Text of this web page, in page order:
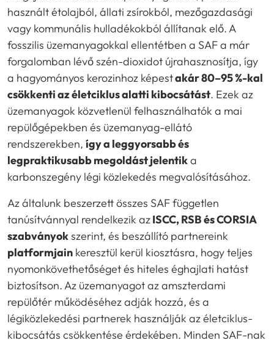
használt étolajból, állati zsírokból, mezőgazdasági
vagy kommunális hulladékokból állítanak elő. A
fosszilis üzemanyagokkal ellentétben a SAF a már
forgalomban lévő szén-dioxidot újrahasznosítja, így
a hagyományos kerozinhoz képestakár 80–95 %-kal
csökkenti az életciklus alatti kibocsátást. Ezek az
üzemanyagok közvetlenül felhasználhatók a mai
repülőgépekben és üzemanyag-ellátó
rendszerekben, így a leggyorsabb és
legpraktikusabb megoldást jelentika
karbonszegény légi közlekedés megvalósításához.
Az általunk beszerzett összes SAF független
tanúsítvánnyal rendelkezik azISCC, RSB és CORSIA
szabványokszerint, és beszállító partnereink
platformjain keresztül kerül kiosztásra, hogy teljes
nyomonkövethetőséget és hiteles éghajlati hatást
biztosítson. Az üzemanyagot az amszterdami
repülőtér működéséhez adják hozzá, és a
légiközlekedési partnerek használják az életciklus-
kibocsátás csökkentése érdekében. Minden SAF-nak